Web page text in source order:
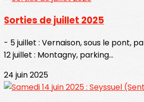
Sorties de juillet 2025
- 5 juillet : Vernaison, sous le pont,
12 juillet : Montagny, parking...
24 juin 2025